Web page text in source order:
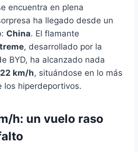
encuentra en plena
ha llegado desde un
China. El flamante
, desarrollado por la
BYD, ha alcanzado nada
km/h, situándose en lo más
los hiperdeportivos.
h: un vuelo raso